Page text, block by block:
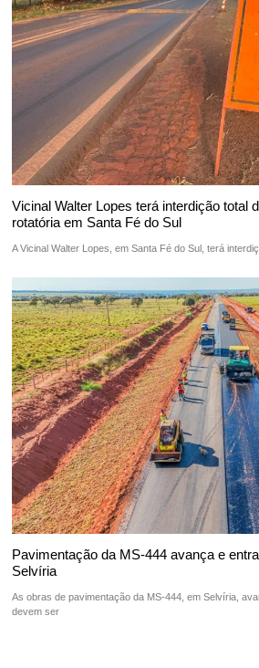
Vicinal Walter Lopes terá interdição total
rotatória em Santa Fé do Sul
A Vicinal Walter Lopes, em Santa Fé do Sul, terá
Pavimentação da MS-444 avança e
Selvíria
As obras de pavimentação da MS-444, em Selvíria,
devem ser